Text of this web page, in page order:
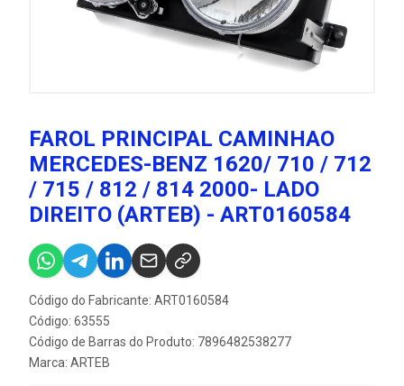
FAROL PRINCIPAL CAMINHAO
MERCEDES-BENZ 1620/ 710 / 712
/ 715 / 812 / 814 2000- LADO
DIREITO (ARTEB) - ART0160584
Código do Fabricante: ART0160584
Código: 63555
Código de Barras do Produto: 7896482538277
Marca: ARTEB